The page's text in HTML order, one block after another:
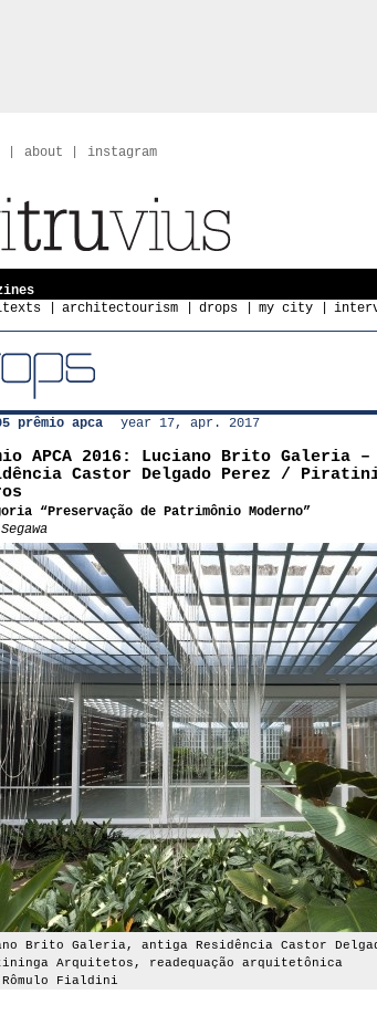
about instagram
architectourism drops my city
prêmio apca
year 17, apr. 2017
APCA 2016: Luciano Brito Galeria
Castor Delgado Perez /
“Preservação de Patrimônio Moderno”
Brito Galeria, antiga Residência Castor
Arquitetos, readequação arquitetônica
Rômulo Fialdini